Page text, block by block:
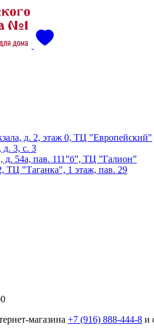
д. 2, этаж 0, ТЦ "Европейский"
д. 3, с. 3
д. 54а, пав. 111”б”, ТЦ ”Галион”
ТЦ "Таганка", 1 этаж, пав. 29
магазина +7 (916) 888-444-8 и